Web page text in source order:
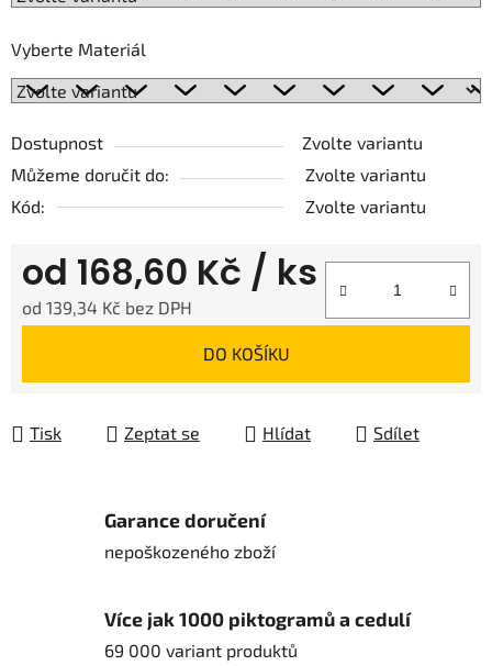
Vyberte Materiál
Dostupnost
Zvolte variantu
Můžeme doručit do:
Zvolte variantu
Kód:
Zvolte variantu
od 168,60 Kč / ks
od 139,34 Kč bez DPH
DO KOŠÍKU
Tisk Zeptat se Hlídat Sdílet
Garance doručení
nepoškozeného zboží
Více jak 1000 piktogramů a cedulí
69 000 variant produktů